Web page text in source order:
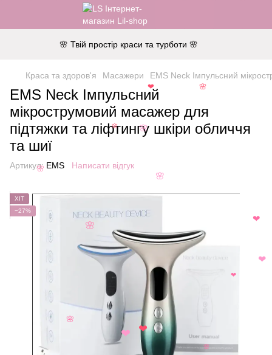
🌸 Твій простір краси та турботи 🌸
Краса та здоров'я Масажери EMS Neck Імпульсний
EMS Neck Імпульсний
мікрострумовий масажер для
підтяжки та ліфтингу шкіри обличчя
та шиї
Артикул: EMS Написати відгук
ХІТ
−27%
🌸
❤
🌸
❤
🌸